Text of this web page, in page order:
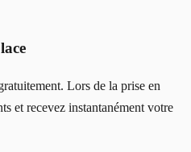
Lors de la prise en
et recevez instantanément votre